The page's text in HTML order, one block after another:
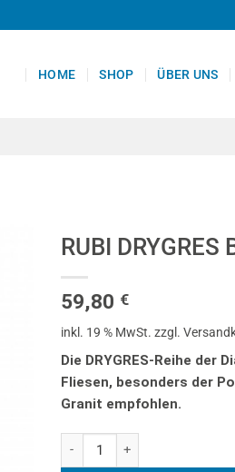
HOME SHOP ÜBER UNS
RUBI
59,80 €
inkl. 19 % MwSt. zzgl.
Die DRYGRES-Reihe der
Fliesen, besonders der
Granit empfohlen.